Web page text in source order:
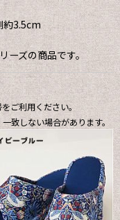
約3.5cm
ーズの商品です。
ご利用ください。
致しない場合があります。